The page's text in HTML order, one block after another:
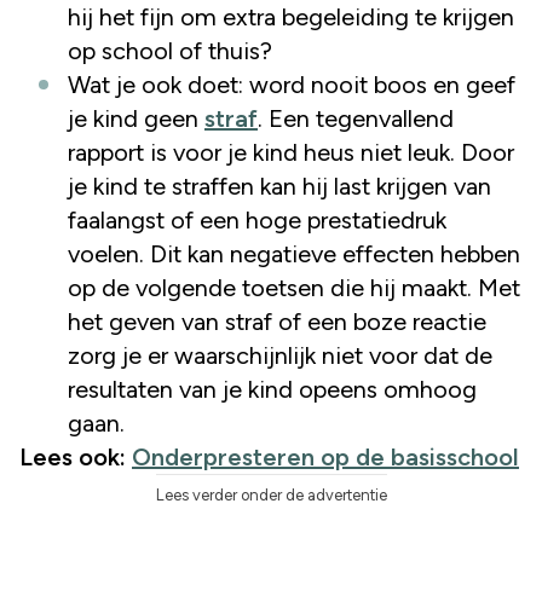
hij het fijn om extra begeleiding te krijgen
op school of thuis?
Wat je ook doet: word nooit boos en geef
je kind geen straf. Een tegenvallend
rapport is voor je kind heus niet leuk. Door
je kind te straffen kan hij last krijgen van
faalangst of een hoge prestatiedruk
voelen. Dit kan negatieve effecten hebben
op de volgende toetsen die hij maakt. Met
het geven van straf of een boze reactie
zorg je er waarschijnlijk niet voor dat de
resultaten van je kind opeens omhoog
gaan.
Lees ook: Onderpresteren op de basisschool
Lees verder onder de advertentie